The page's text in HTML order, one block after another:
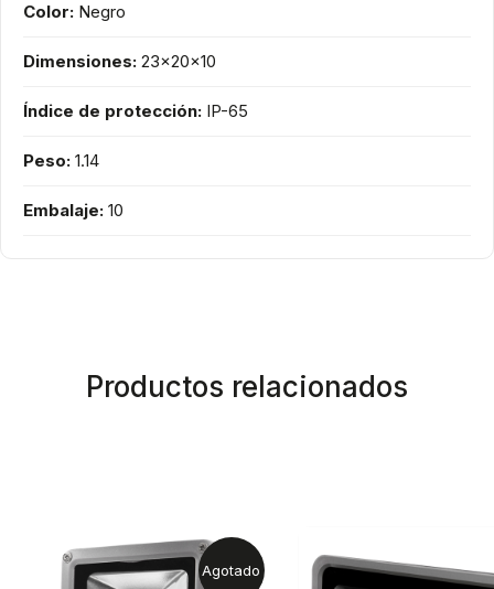
Color: Negro
Dimensiones: 23x20x10
Índice de protección: IP-65
Peso: 1.14
Embalaje: 10
Productos relacionados
Agotado